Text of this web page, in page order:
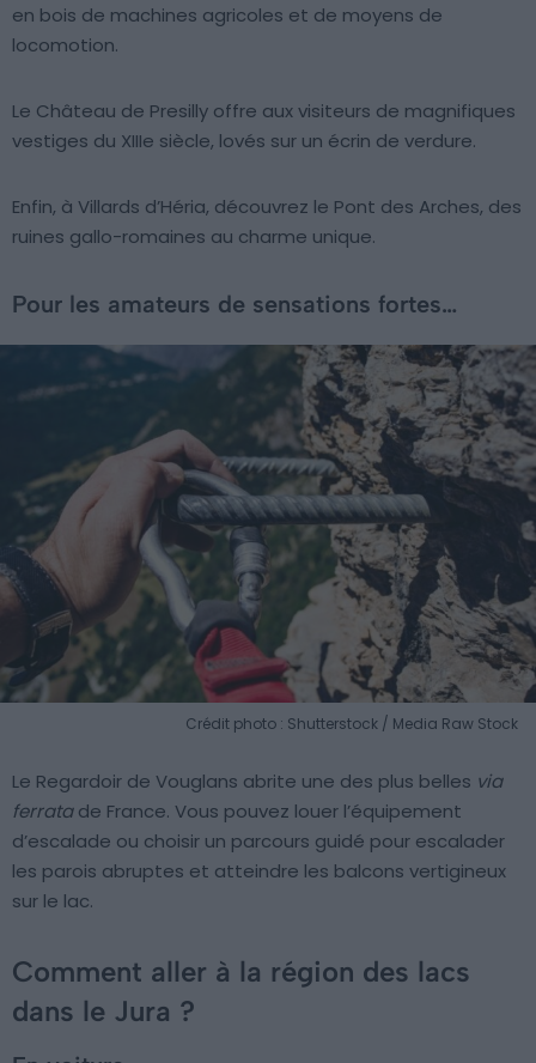
en bois de machines agricoles et de moyens de
locomotion.
Le Château de Presilly offre aux visiteurs de magnifiques
vestiges du XIIIe siècle, lovés sur un écrin de verdure.
Enfin, à Villards d’Héria, découvrez le Pont des Arches, des
ruines gallo-romaines au charme unique.
Pour les amateurs de sensations fortes…
Crédit photo : Shutterstock / Media Raw Stock
Le Regardoir de Vouglans abrite une des plus belles via
ferratade France. Vous pouvez louer l’équipement
d’escalade ou choisir un parcours guidé pour escalader
les parois abruptes et atteindre les balcons vertigineux
sur le lac.
Comment aller à la région des lacs
dans le Jura ?